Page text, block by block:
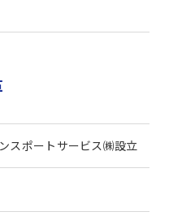
スポートサービス㈱設立